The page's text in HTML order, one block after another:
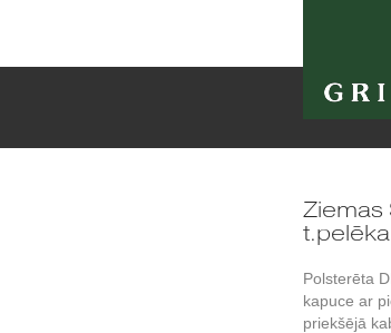
Ziemas
t.pelēka
Polsterēta
kapuce ar
priekšējā